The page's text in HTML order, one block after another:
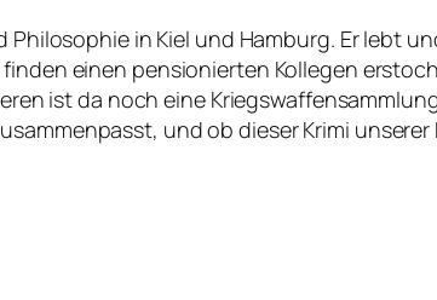
in Kiel und Hamburg. Er lebt
einen pensionierten Kollegen
ist da noch eine
und ob dieser Krimi